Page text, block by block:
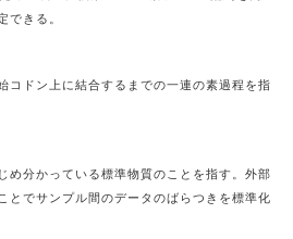
できる。
ドン上に結合するまでの一連の素過程を指
分かっている標準物質のことを指す。外部
とでサンプル間のデータのばらつきを標準化